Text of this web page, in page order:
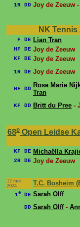
1R DD Joy de Zeeuw -
NK Tennis
F DE Lian Tran
HF DE Joy de Zeeuw
KF DE Joy de Zeeuw
1R DE Joy de Zeeuw
HF DD Rose Marie
Tran
KF DD Britt du Pree -
68e Open Leidse
KF DE Michaëlla
2R DE Joy de Zeeuw
12 mei
2024
T.C. Bosheim
1e DE Sarah Olff
DD Sarah Olff-